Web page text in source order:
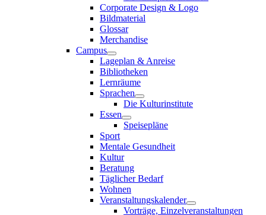
Corporate Design & Logo
Bildmaterial
Glossar
Merchandise
Campus
Lageplan & Anreise
Bibliotheken
Lernräume
Sprachen
Die Kulturinstitute
Essen
Speisepläne
Sport
Mentale Gesundheit
Kultur
Beratung
Täglicher Bedarf
Wohnen
Veranstaltungskalender
Vorträge, Einzelveranstaltungen